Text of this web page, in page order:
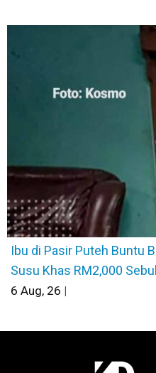
Ibu di Pasir Puteh Buntu
Susu Khas RM2,000
6 Aug, 26 |